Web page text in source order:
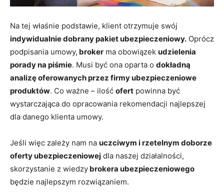
Na tej właśnie podstawie, klient otrzymuje swój
indywidualnie dobrany pakiet ubezpieczeniowy. Oprócz
podpisania umowy, broker ma obowiązek udzielenia
porady na piśmie. Musi być ona oparta o dokładną
analizę oferowanych przez firmy ubezpieczeniowe
produktów. Co ważne – ilość ofert powinna być
wystarczająca do opracowania rekomendacji najlepszej
dla danego klienta umowy.
Jeśli więc zależy nam na uczciwym i rzetelnym doborze
oferty ubezpieczeniowej dla naszej działalności,
skorzystanie z wiedzy brokera ubezpieczeniowego
będzie najlepszym rozwiązaniem.